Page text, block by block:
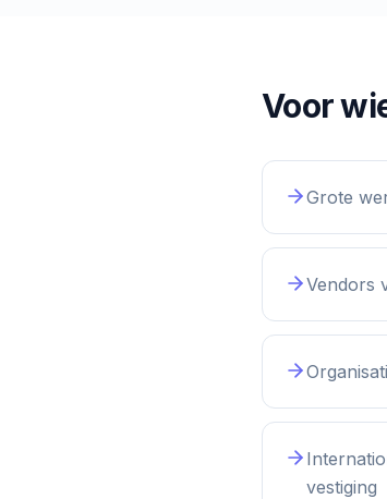
Voor
Grote
Vendors
vestiging